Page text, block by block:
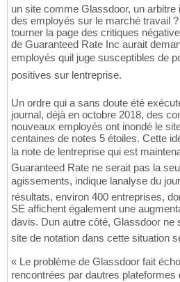
un site comme Glassdoor, un
des employés sur le marché travail
tourner la page des critiques
de Guaranteed Rate Inc aurait
employés quil juge susceptibles de
positives sur lentreprise.
Un ordre qui a sans doute été
journal, déjà en octobre 2018, des
nouveaux employés ont inondé le
centaines de notes 5 étoiles. Cette
la note de lentreprise qui est
Guaranteed Rate ne serait pas la
agissements, indique lanalyse du
résultats, environ 400 entreprises,
SE affichent également une
davis. Dun autre côté, Glassdoor
site de notation dans cette situation
« Le problème de Glassdoor fait
rencontrées par dautres